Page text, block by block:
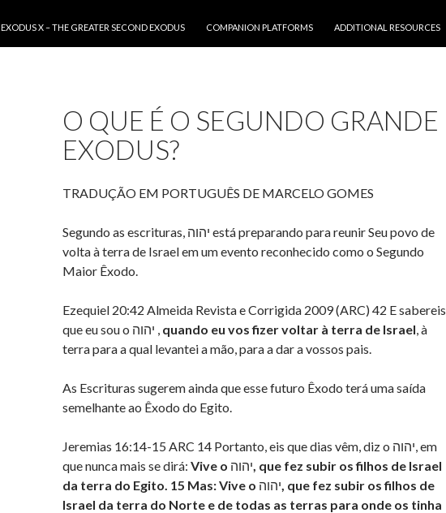
EXODUS X – THE GREATER SECOND EXODUS
COMPANION PLATFORMS ADDITIONAL RESOURCES
O QUE É O SEGUNDO GRANDE
EXODUS?
TRADUÇÃO EM PORTUGUÊS DE MARCELO GOMES
Segundo as escrituras, יהוה está preparando para reunir Seu povo de
volta à terra de Israel em um evento reconhecido como o Segundo
Maior Êxodo.
Ezequiel 20:42 Almeida Revista e Corrigida 2009 (ARC) 42 E sabereis
que eu sou o יהוה , quando eu vos fizer voltar à terra de Israel, à
terra para a qual levantei a mão, para a dar a vossos pais.
As Escrituras sugerem ainda que esse futuro Êxodo terá uma saída
semelhante ao Êxodo do Egito.
Jeremias 16:14-15 ARC 14 Portanto, eis que dias vêm, diz o יהוה, em
que nunca mais se dirá: Vive o יהוה, que fez subir os filhos de Israel
da terra do Egito. 15 Mas: Vive o יהוה, que fez subir os filhos de
Israel da terra do Norte e de todas as terras para onde os tinha